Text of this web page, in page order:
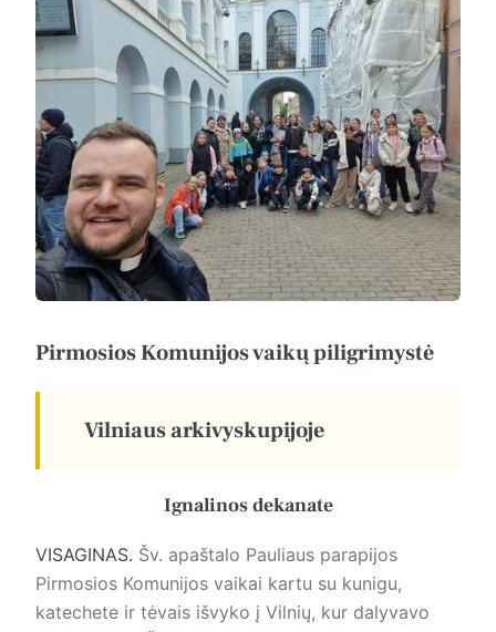
Pirmosios Komunijos vaikų piligrimystė
Vilniaus arkivyskupijoje
Ignalinos dekanate
VISAGINAS. Šv. apaštalo Pauliaus parapijos
Pirmosios Komunijos vaikai kartu su kunigu,
katechete ir tėvais išvyko į Vilnių, kur dalyvavo